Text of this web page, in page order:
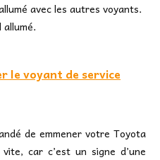
avec les autres voyants.
le voyant de service
de emmener votre Toyota
car c’est un signe d’une